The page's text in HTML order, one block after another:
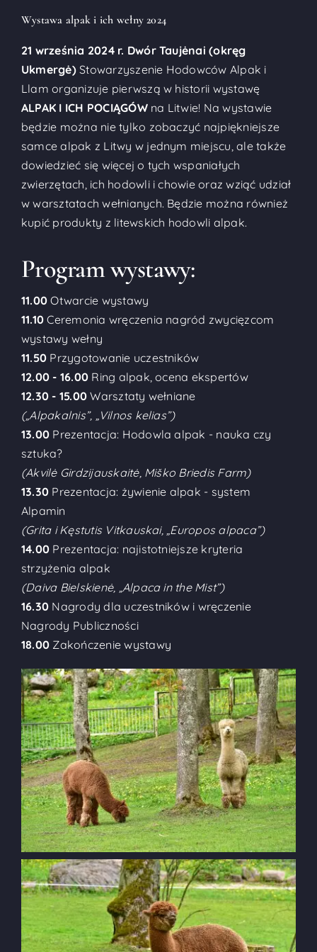
Wystawa alpak i ich wełny 2024
21 września 2024 r. Dwór Taujėnai (okręg
Ukmergė)Stowarzyszenie Hodowców Alpak i
Llam organizuje pierwszą w historii wystawę
ALPAK I ICH POCIĄGÓWna Litwie! Na wystawie
będzie można nie tylko zobaczyć najpiękniejsze
samce alpak z Litwy w jednym miejscu, ale także
dowiedzieć się więcej o tych wspaniałych
zwierzętach, ich hodowli i chowie oraz wziąć udział
w warsztatach wełnianych. Będzie można również
kupić produkty z litewskich hodowli alpak.
Program wystawy:
11.00 Otwarcie wystawy
11.10Ceremonia wręczenia nagród zwycięzcom
wystawy wełny
11.50 Przygotowanie uczestników
12.00 - 16.00 Ring alpak, ocena ekspertów
12.30 - 15.00Warsztaty wełniane
(„Alpakalnis”, „Vilnos kelias”)
13.00 Prezentacja: Hodowla alpak - nauka czy
sztuka?
(Akvilė Girdzijauskaitė, Miško Briedis Farm)
13.30 Prezentacja: żywienie alpak - system
Alpamin
(Grita i Kęstutis Vitkauskai, „Europos alpaca”)
14.00 Prezentacja: najistotniejsze kryteria
strzyżenia alpak
(Daiva Bielskienė, „Alpaca in the Mist”)
16.30 Nagrody dla uczestników i wręczenie
Nagrody Publiczności
18.00 Zakończenie wystawy